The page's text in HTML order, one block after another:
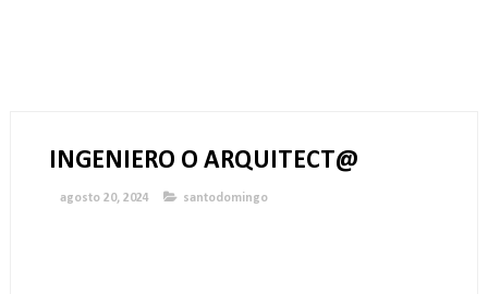
INGENIERO O ARQUITECT@
agosto 20, 2024 santodomingo